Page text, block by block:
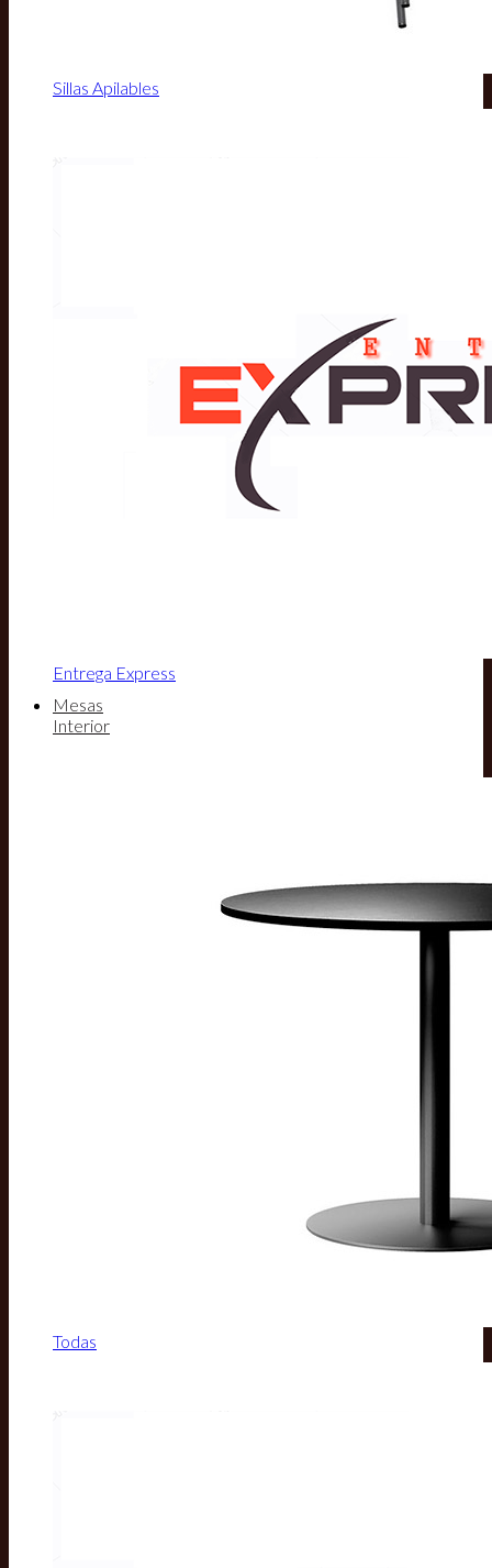
Sillas Apilables
Entrega Express
Mesas
Interior
Todas